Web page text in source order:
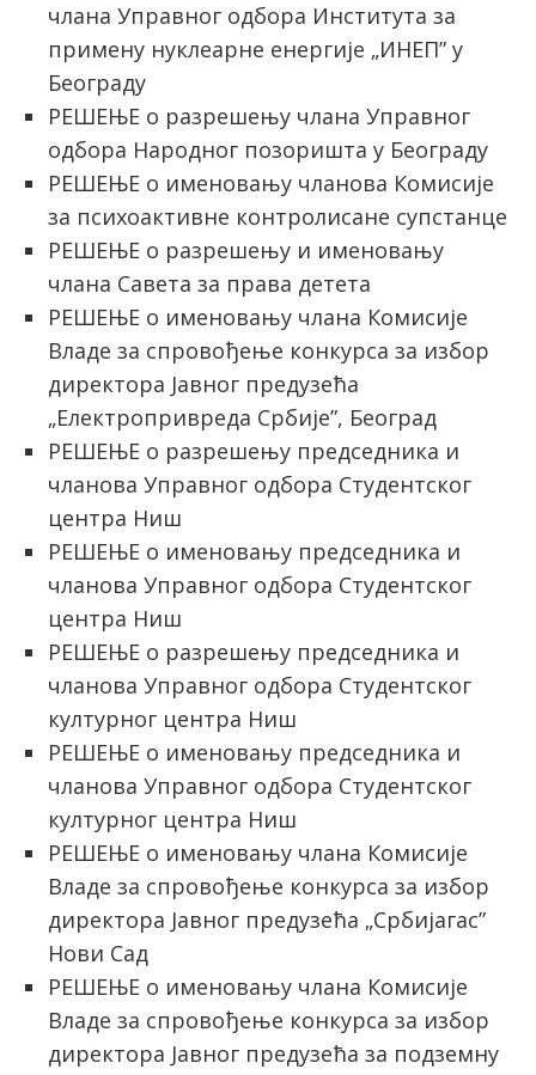
члана Управног одбора Института за
примену нуклеарне енергије „ИНЕП” у
Београду
РЕШЕЊЕ о разрешењу члана Управног
одбора Народног позоришта у Београду
РЕШЕЊЕ о именовању чланова Комисије
за психоактивне контролисане супстанце
РЕШЕЊЕ о разрешењу и именовању
члана Савета за права детета
РЕШЕЊЕ о именовању члана Комисије
Владе за спровођење конкурса за избор
директора Јавног предузећа
„Електропривреда Србије”, Београд
РЕШЕЊЕ о разрешењу председника и
чланова Управног одбора Студентског
центра Ниш
РЕШЕЊЕ о именовању председника и
чланова Управног одбора Студентског
центра Ниш
РЕШЕЊЕ о разрешењу председника и
чланова Управног одбора Студентског
културног центра Ниш
РЕШЕЊЕ о именовању председника и
чланова Управног одбора Студентског
културног центра Ниш
РЕШЕЊЕ о именовању члана Комисије
Владе за спровођење конкурса за избор
директора Јавног предузећа „Србијагас”
Нови Сад
РЕШЕЊЕ о именовању члана Комисије
Владе за спровођење конкурса за избор
директора Јавног предузећа за подземну